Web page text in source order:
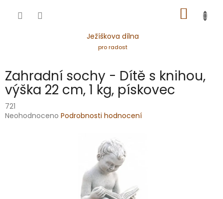
Ježíškova dílna
pro radost
KOŠÍK
Zahradní sochy - Dítě s knihou,
výška 22 cm, 1 kg, pískovec
721
Průměrné
Neohodnoceno Podrobnosti hodnocení